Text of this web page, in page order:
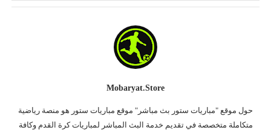
Mobaryat.store
حول موقع "مباريات ستور بث مباشر" موقع مباريات ستور هو منصة رياضية
متكاملة متخصصة في تقديم خدمة البث المباشر لمباريات كرة القدم وكافة